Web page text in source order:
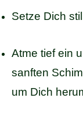
Setze Dich
Atme tief ein
sanften
um Dich